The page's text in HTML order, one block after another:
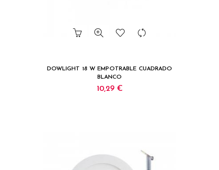
DOWLIGHT 18 W EMPOTRABLE CUADRADO
BLANCO
10,29 €